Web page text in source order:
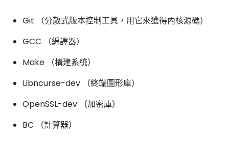
Git （分散式版本控制工具，用它來獲得內核源碼）
GCC （編譯器）
Make （構建系統）
Libncurse-dev （終端圖形庫）
OpenSSL-dev （加密庫）
BC （計算器）